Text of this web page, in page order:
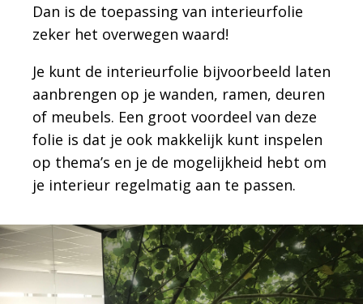
Dan is de toepassing van interieurfolie
zeker het overwegen waard!
Je kunt de interieurfolie bijvoorbeeld laten
aanbrengen op je wanden, ramen, deuren
of meubels. Een groot voordeel van deze
folie is dat je ook makkelijk kunt inspelen
op thema’s en je de mogelijkheid hebt om
je interieur regelmatig aan te passen.